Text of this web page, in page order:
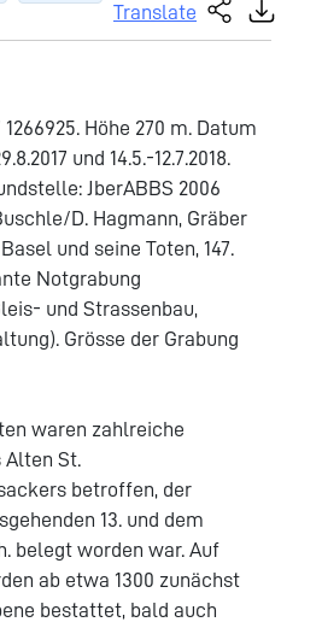
Translate
1266925. Höhe 270 m. Datum
und 14.5.-12.7.2018.
JberABBS 2006
D. Hagmann, Gräber
und seine Toten, 147.
Notgrabung
und Strassenbau,
Grösse der Grabung
waren zahlreiche
Alten St.
betroffen, der
13. und dem
belegt worden war. Auf
ab etwa 1300 zunächst
bestattet, bald auch